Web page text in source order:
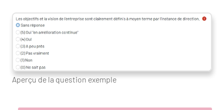
Aperçu de la question exemple